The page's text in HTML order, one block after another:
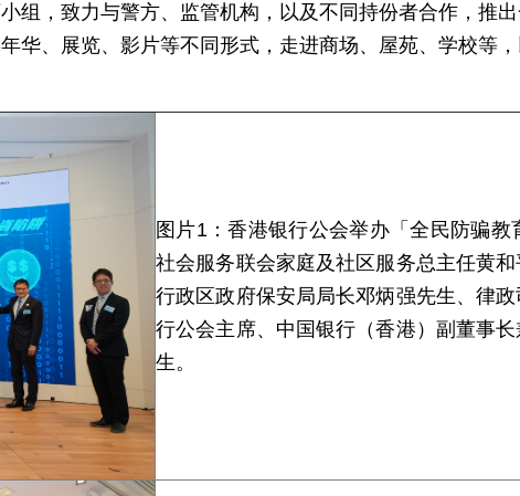
组，致力与警方、监管机构，以及不同持份者合作，推
华、展览、影片等不同形式，走进商场、屋苑、学校等
图片1：香港银行公会举办「全民防骗
社会服务联会家庭及社区服务总主任黄
行政区政府保安局局长邓炳强先生、律
行公会主席、中国银行（香港）副董事
生。